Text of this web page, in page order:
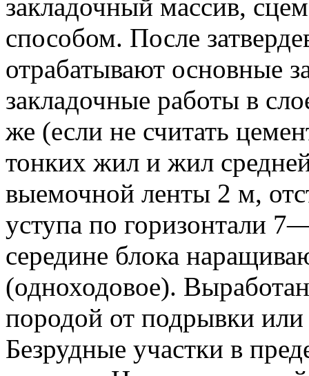
закладочный массив,
способом. После
отрабатывают основные
закладочные работы в
же (если не считать
тонких жил и жил
выемочной ленты 2 м,
уступа по горизонтали
середине блока
(одноходовое).
породой от подрывки
Безрудные участки в